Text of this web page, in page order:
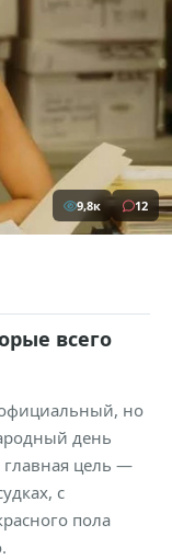
9,8к 12
всего
но
день
цель —
с
пола